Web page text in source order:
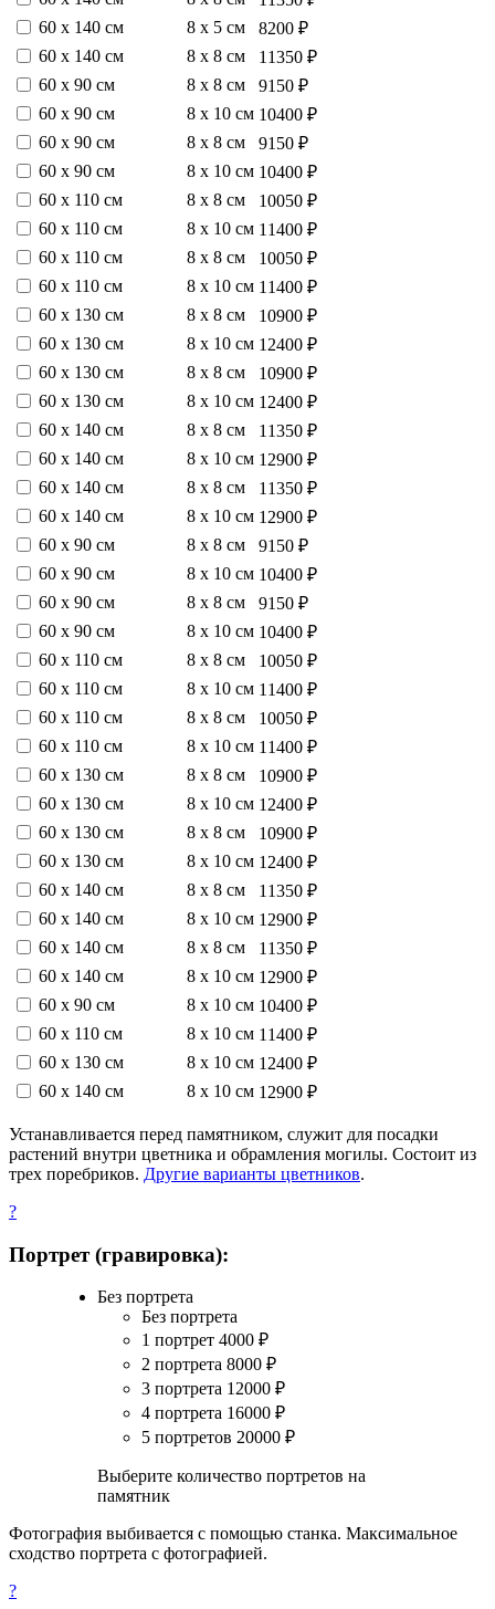
60 х 140 см
8 х 5 см
8200 ₽
60 х 140 см
8 х 8 см
11350 ₽
60 х 90 см
8 х 8 см
9150 ₽
60 х 90 см
8 х 10 см 10400 ₽
60 х 90 см
8 х 8 см
9150 ₽
60 х 90 см
8 х 10 см 10400 ₽
60 х 110 см
8 х 8 см
10050 ₽
60 х 110 см
8 х 10 см 11400 ₽
60 х 110 см
8 х 8 см
10050 ₽
60 х 110 см
8 х 10 см 11400 ₽
60 х 130 см
8 х 8 см
10900 ₽
60 х 130 см
8 х 10 см 12400 ₽
60 х 130 см
8 х 8 см
10900 ₽
60 х 130 см
8 х 10 см 12400 ₽
60 х 140 см
8 х 8 см
11350 ₽
60 х 140 см
8 х 10 см 12900 ₽
60 х 140 см
8 х 8 см
11350 ₽
60 х 140 см
8 х 10 см 12900 ₽
60 х 90 см
8 х 8 см
9150 ₽
60 х 90 см
8 х 10 см 10400 ₽
60 х 90 см
8 х 8 см
9150 ₽
60 х 90 см
8 х 10 см 10400 ₽
60 х 110 см
8 х 8 см
10050 ₽
60 х 110 см
8 х 10 см 11400 ₽
60 х 110 см
8 х 8 см
10050 ₽
60 х 110 см
8 х 10 см 11400 ₽
60 х 130 см
8 х 8 см
10900 ₽
60 х 130 см
8 х 10 см 12400 ₽
60 х 130 см
8 х 8 см
10900 ₽
60 х 130 см
8 х 10 см 12400 ₽
60 х 140 см
8 х 8 см
11350 ₽
60 х 140 см
8 х 10 см 12900 ₽
60 х 140 см
8 х 8 см
11350 ₽
60 х 140 см
8 х 10 см 12900 ₽
60 х 90 см
8 х 10 см 10400 ₽
60 х 110 см
8 х 10 см 11400 ₽
60 х 130 см
8 х 10 см 12400 ₽
60 х 140 см
8 х 10 см 12900 ₽
Устанавливается перед памятником, служит для посадки
растений внутри цветника и обрамления могилы. Состоит из
трех поребриков. Другие варианты цветников.
?
Портрет (гравировка):
Без портрета
Без портрета
1 портрет 4000 ₽
2 портрета 8000 ₽
3 портрета 12000 ₽
4 портрета 16000 ₽
5 портретов 20000 ₽
Выберите количество портретов на
памятник
Фотография выбивается с помощью станка. Максимальное
сходство портрета с фотографией.
?